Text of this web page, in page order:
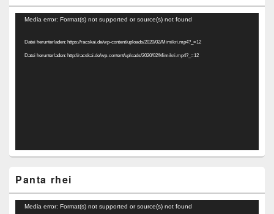
Video-
Media error: Format(s) not supported or source(s) not found
Datei herunterladen: https://racskai.de/wp-content/uploads/2020/02/Mimikri.mp4?_=12
Datei herunterladen: http://racskai.de/wp-content/uploads/2020/02/Mimikri.mp4?_=12
Panta rhei
Video-
Media error: Format(s) not supported or source(s) not found